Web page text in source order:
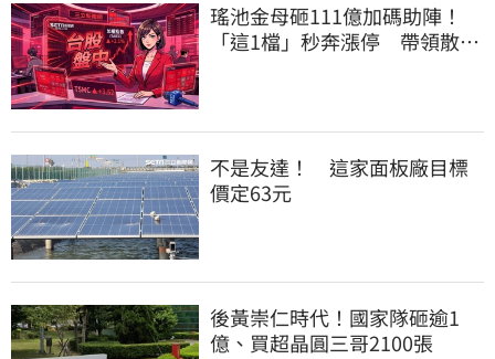
瑤池金母砸111億加碼助陣！
「這1檔」秒奔漲停 帶領散熱
不是友達！ 這家面板廠目標
價定63元
後黃崇仁時代！國家隊砸逾1
億、買超晶圓三哥2100張